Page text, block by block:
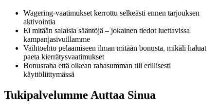
Wagering-vaatimukset kerrottu selkeästi ennen tarjouksen
aktivointia
Ei mitään salaisia sääntöjä – jokainen tiedot luettavissa
kampanjasivuillamme
Vaihtoehto pelaamiseen ilman mitään bonusta, mikäli haluat
paeta kierrätysvaatimukset
Bonusraha että oikean rahasumman tili erillisesti
käyttöliittymässä
Tukipalvelumme Auttaa Sinua